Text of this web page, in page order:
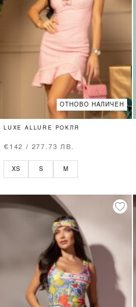
ОТНОВО НАЛИЧЕН
LUXE ALLURE РОКЛЯ
€142 / 277.73 ЛВ.
XS S M